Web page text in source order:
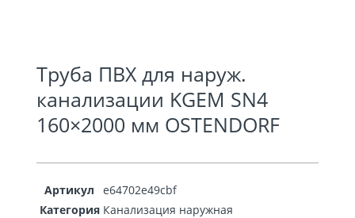
Труба ПВХ для наруж.
канализации KGEM SN4
160×2000 мм OSTENDORF
Артикул
e64702e49cbf
Категория Канализация наружная